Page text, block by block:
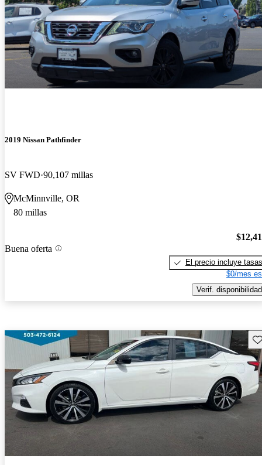
2019 Nissan Pathfinder
SV FWD 90,107 millas
McMinnville, OR
80 millas
Buena oferta
El precio incluye tasas
$0/mes
Verif. disponibilidad